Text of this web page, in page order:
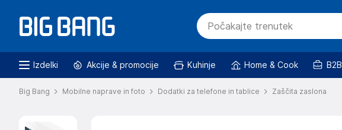
Izdelki Akcije & promocije Kuhinje Home & Cook B2B
Big Bang Mobilne naprave in foto Dodatki za telefone in tablice Zaščita zaslona